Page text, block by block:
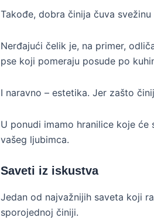
Takođe, dobra činija čuva
Nerđajući čelik je, na primer,
pse koji pomeraju posude po
I naravno – estetika. Jer zašto
U ponudi imamo hranilice koje
vašeg ljubimca.
Saveti iz iskustva
Jedan od najvažnijih saveta koji
sporojednoj činiji.